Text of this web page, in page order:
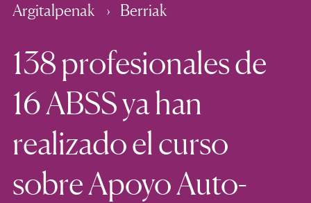
Argitalpenak Berriak
138 profesionales de
16 ABSS ya han
realizado el curso
sobre Apoyo Auto-